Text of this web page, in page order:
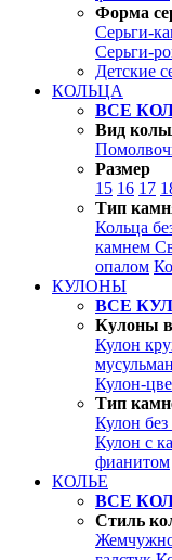
Форма
Серьги-
Серьги-
Детские
КОЛЬЦА
ВСЕ
Вид
Размер
15 16 17
Тип
Кольца
камнем
опалом
КУЛОНЫ
ВСЕ
Кулоны
Кулон
Кулон-
Тип
Кулон
Кулон с
фианитом
КОЛЬЕ
ВСЕ
Стиль